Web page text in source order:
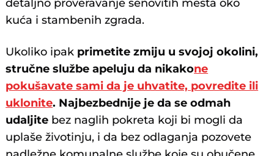
detaljno proveravanje senovitih mesta oko
kuća i stambenih zgrada.
Ukoliko ipak primetite zmiju u svojoj okolini,
stručne službe apeluju da nikakone
pokušavate sami da je uhvatite, povredite ili
uklonite. Najbezbednije je da se odmah
udaljite bez naglih pokreta koji bi mogli da
uplaše životinju, i da bez odlaganja pozovete